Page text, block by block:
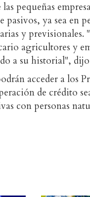
pequeñas
ya sea en
y previsionales.
agricultores y
a su historial",
acceder a los
de crédito
con personas